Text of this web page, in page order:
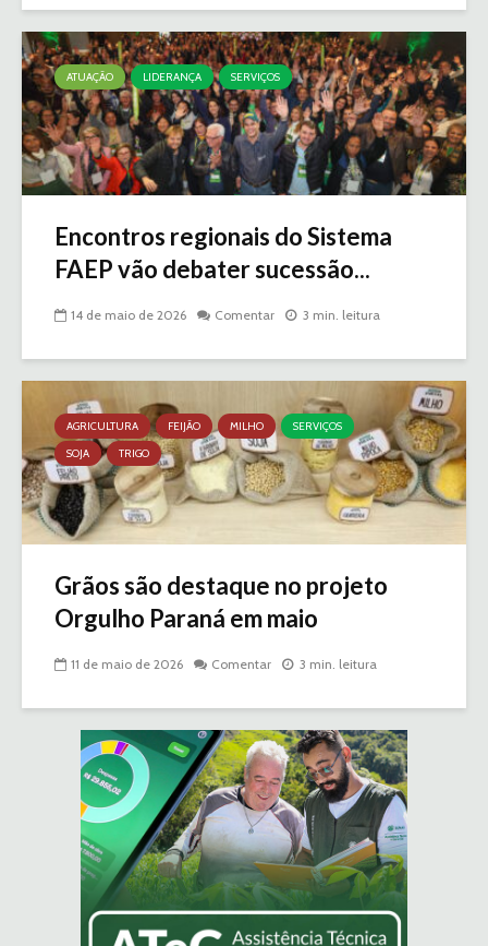
ATUAÇÃO LIDERANÇA SERVIÇOS
Encontros regionais do Sistema
FAEP vão debater sucessão...
14 de maio de 2026 Comentar 3 min. leitura
AGRICULTURA FEIJÃO MILHO
SERVIÇOS
SOJA
TRIGO
Grãos são destaque no projeto
Orgulho Paraná em maio
11 de maio de 2026 Comentar 3 min. leitura